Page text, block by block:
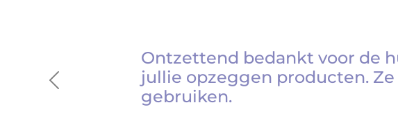
Previous
Ontzettend bedankt voor de
jullie opzeggen producten.
gebruiken.